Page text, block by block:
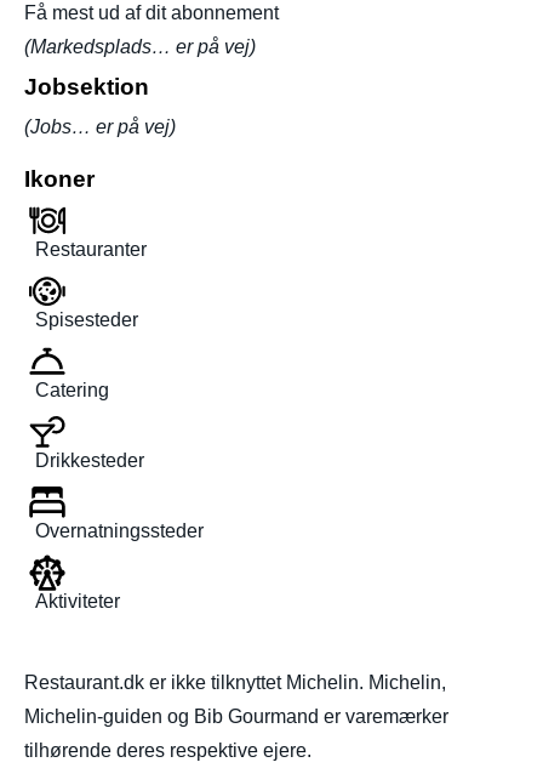
Få mest ud af dit abonnement
(Markedsplads… er på vej)
Jobsektion
(Jobs… er på vej)
Ikoner
Restauranter
Spisesteder
Catering
Drikkesteder
Overnatningssteder
Aktiviteter
Restaurant.dk er ikke tilknyttet Michelin. Michelin,
Michelin-guiden og Bib Gourmand er varemærker
tilhørende deres respektive ejere.